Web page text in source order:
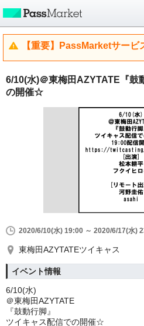
【重要】PassMarketサービ
6/10(水)＠東梅田AZYTATE『鼓
の開催☆
2020/6/10(水) 19:00 ～ 2020/6/17(水)
東梅田AZYTATEツイキャス
イベント情報
6/10(水)
＠東梅田AZYTATE
『鼓動行脚』
ツイキャス配信での開催☆